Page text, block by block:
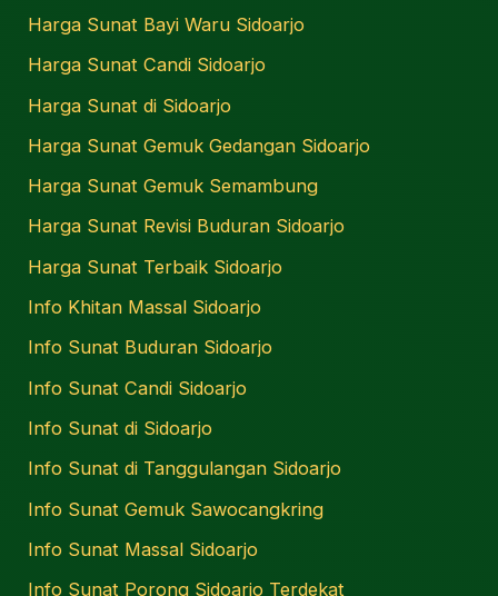
Harga Sunat Bayi Waru Sidoarjo
Harga Sunat Candi Sidoarjo
Harga Sunat di Sidoarjo
Harga Sunat Gemuk Gedangan Sidoarjo
Harga Sunat Gemuk Semambung
Harga Sunat Revisi Buduran Sidoarjo
Harga Sunat Terbaik Sidoarjo
Info Khitan Massal Sidoarjo
Info Sunat Buduran Sidoarjo
Info Sunat Candi Sidoarjo
Info Sunat di Sidoarjo
Info Sunat di Tanggulangan Sidoarjo
Info Sunat Gemuk Sawocangkring
Info Sunat Massal Sidoarjo
Info Sunat Porong Sidoarjo Terdekat